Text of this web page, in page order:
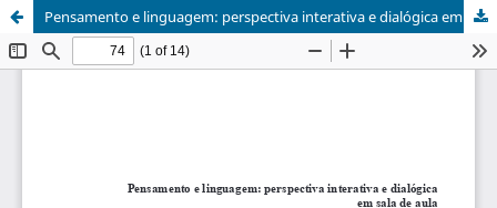
Pensamento e linguagem: perspectiva interativa e dialógica em sala de aula